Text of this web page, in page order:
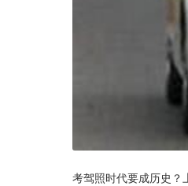
考驾照时代要成历史？